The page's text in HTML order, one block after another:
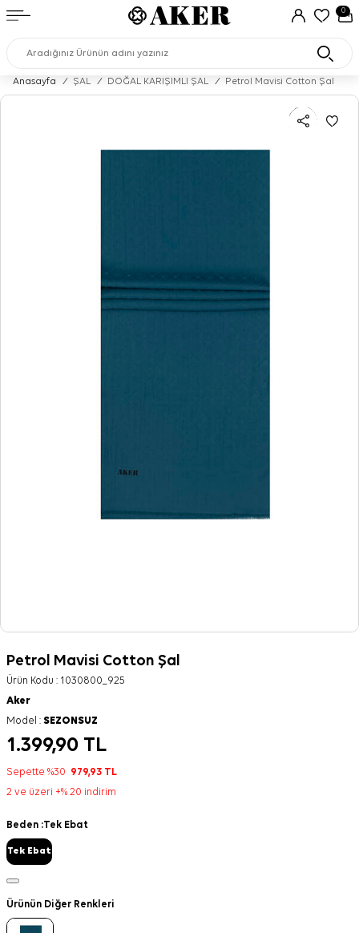
0
Anasayfa / ŞAL / DOĞAL KARIŞIMLI ŞAL / Petrol Mavisi Cotton Şal
Petrol Mavisi Cotton Şal
Ürün Kodu : 1030800_925
Aker
Model : SEZONSUZ
1.399,90 TL
Sepette %30 979,93 TL
2 ve üzeri +% 20 indirim
Beden :Tek Ebat
Tek Ebat
Ürünün Diğer Renkleri